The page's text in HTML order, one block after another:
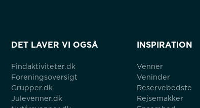
DET LAVER VI OGSÅ
Findaktiviteter.dk
Foreningsoversigt
Grupper.dk
Julevenner.dk
INSPIRATION
Venner
Veninder
Reservebedste
Rejsemakker